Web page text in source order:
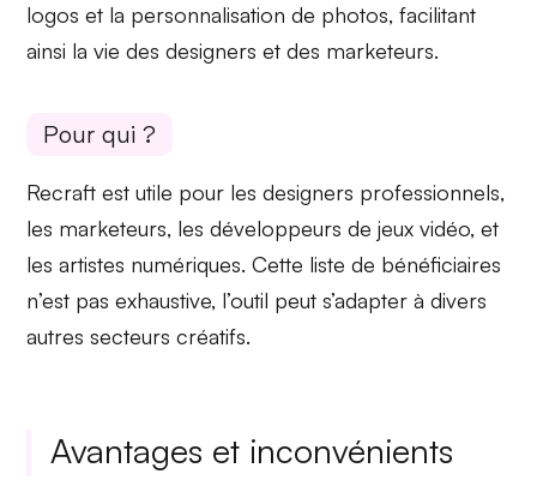
logos et la personnalisation de photos, facilitant
ainsi la vie des designers et des marketeurs.
Pour qui ?
Recraft est utile pour lesdesigners professionnels,
les marketeurs, les développeurs de jeux vidéo, et
les artistes numériques. Cette liste de bénéficiaires
n’est pas exhaustive, l’outil peut s’adapter à divers
autres secteurs créatifs.
Avantages et inconvénients